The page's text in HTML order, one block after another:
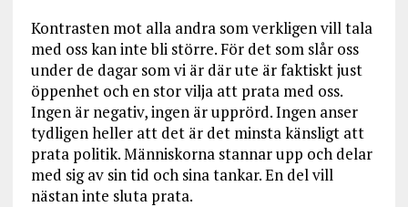
Kontrasten mot alla andra som verkligen vill tala
med oss kan inte bli större. För det som slår oss
under de dagar som vi är där ute är faktiskt just
öppenhet och en stor vilja att prata med oss.
Ingen är negativ, ingen är upprörd. Ingen anser
tydligen heller att det är det minsta känsligt att
prata politik. Människorna stannar upp och delar
med sig av sin tid och sina tankar. En del vill
nästan inte sluta prata.